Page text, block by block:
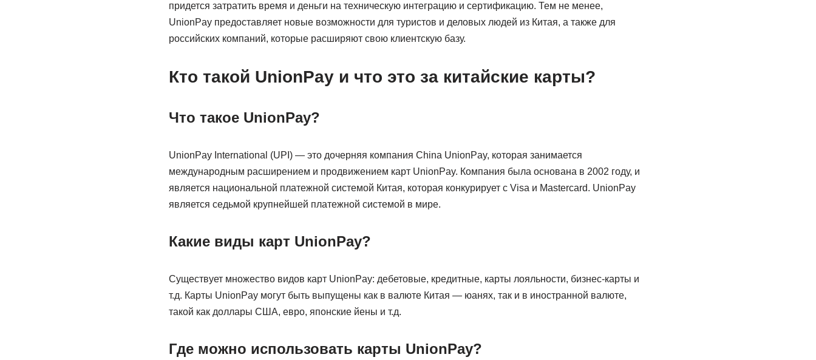
придется затратить время и деньги на техническую интеграцию и сертификацию. Тем не менее,
UnionPay предоставляет новые возможности для туристов и деловых людей из Китая, а также для
российских компаний, которые расширяют свою клиентскую базу.
Кто такой UnionPay и что это за китайские карты?
Что такое UnionPay?
UnionPay International (UPI) — это дочерняя компания China UnionPay, которая занимается
международным расширением и продвижением карт UnionPay. Компания была основана в 2002 году, и
является национальной платежной системой Китая, которая конкурирует с Visa и Mastercard. UnionPay
является седьмой крупнейшей платежной системой в мире.
Какие виды карт UnionPay?
Существует множество видов карт UnionPay: дебетовые, кредитные, карты лояльности, бизнес-карты и
т.д. Карты UnionPay могут быть выпущены как в валюте Китая — юанях, так и в иностранной валюте,
такой как доллары США, евро, японские йены и т.д.
Где можно использовать карты UnionPay?